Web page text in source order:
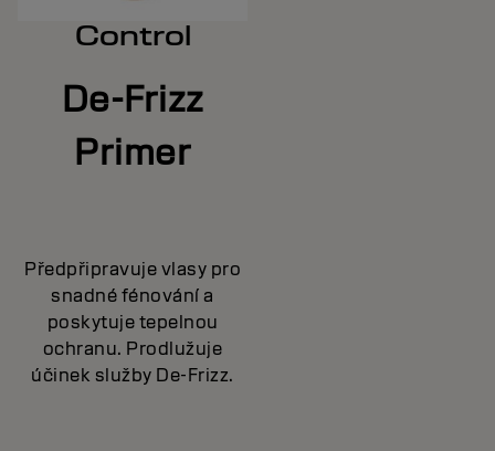
Control
De-Frizz
Primer
Předpřipravuje vlasy pro
snadné fénování a
poskytuje tepelnou
ochranu. Prodlužuje
účinek služby De-Frizz.